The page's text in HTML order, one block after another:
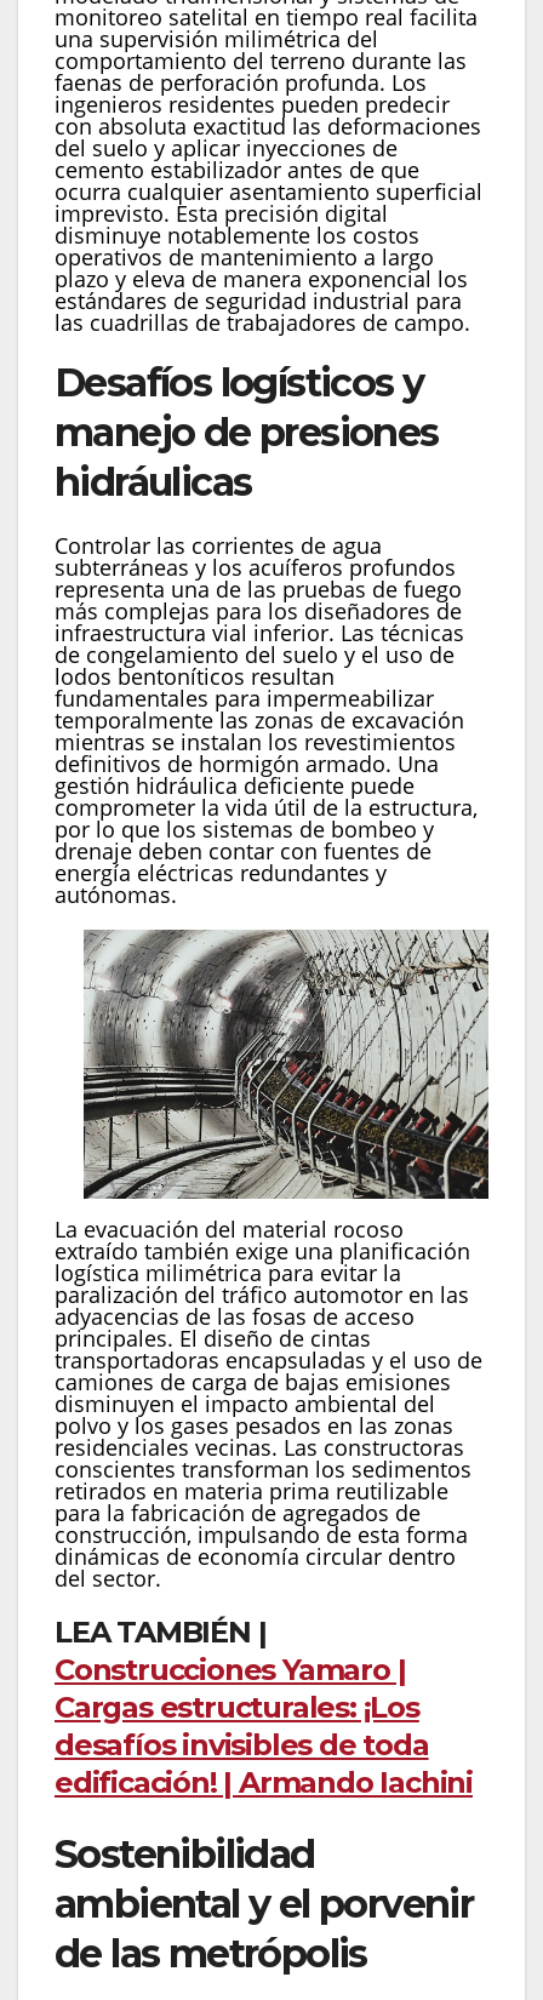
monitoreo satelital en tiempo real facilita
una supervisión milimétrica del
comportamiento del terreno durante las
faenas de perforación profunda. Los
ingenieros residentes pueden predecir
con absoluta exactitud las deformaciones
del suelo y aplicar inyecciones de
cemento estabilizador antes de que
ocurra cualquier asentamiento superficial
imprevisto. Esta precisión digital
disminuye notablemente los costos
operativos de mantenimiento a largo
plazo y eleva de manera exponencial los
estándares de seguridad industrial para
las cuadrillas de trabajadores de campo.
Desafíos logísticos y
manejo de presiones
hidráulicas
Controlar las corrientes de agua
subterráneas y los acuíferos profundos
representa una de las pruebas de fuego
más complejas para los diseñadores de
infraestructura vial inferior. Las técnicas
de congelamiento del suelo y el uso de
lodos bentoníticos resultan
fundamentales para impermeabilizar
temporalmente las zonas de excavación
mientras se instalan los revestimientos
definitivos de hormigón armado. Una
gestión hidráulica deficiente puede
comprometer la vida útil de la estructura,
por lo que los sistemas de bombeo y
drenaje deben contar con fuentes de
energía eléctricas redundantes y
autónomas.
La evacuación del material rocoso
extraído también exige una planificación
logística milimétrica para evitar la
paralización del tráfico automotor en las
adyacencias de las fosas de acceso
principales. El diseño de cintas
transportadoras encapsuladas y el uso de
camiones de carga de bajas emisiones
disminuyen el impacto ambiental del
polvo y los gases pesados en las zonas
residenciales vecinas. Las constructoras
conscientes transforman los sedimentos
retirados en materia prima reutilizable
para la fabricación de agregados de
construcción, impulsando de esta forma
dinámicas de economía circular dentro
del sector.
LEA TAMBIÉN |
Construcciones Yamaro |
Cargas estructurales: ¡Los
desafíos invisibles de toda
edificación! | Armando Iachini
Sostenibilidad
ambiental y el porvenir
de las metrópolis